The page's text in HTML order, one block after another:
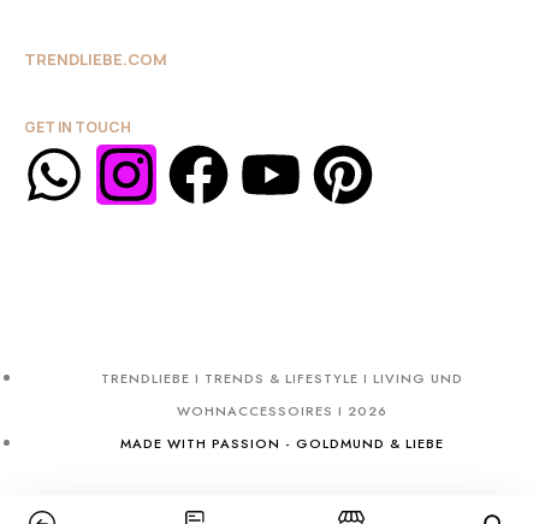
TRENDLIEBE.COM
GET IN TOUCH
TRENDLIEBE I TRENDS & LIFESTYLE I LIVING UND
WOHNACCESSOIRES I 2026
MADE WITH PASSION - GOLDMUND & LIEBE